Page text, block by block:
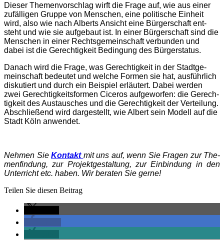
Die­ser The­men­vor­schlag wirft die Fra­ge auf, wie aus einer
zufäl­li­gen Grup­pe von Men­schen, eine poli­ti­sche Ein­heit
wird, also wie nach Alberts Ansicht eine Bür­ger­schaft ent­
steht und wie sie auf­ge­baut ist. In einer Bür­ger­schaft sind die
Men­schen in einer Rechts­ge­mein­schaft ver­bun­den und
dabei ist die Gerech­tig­keit Bedin­gung des Bürgerstatus.
Danach wird die Fra­ge, was Gerech­tig­keit in der Stadt­ge­
mein­schaft bedeu­tet und wel­che For­men sie hat, aus­führ­lich
dis­ku­tiert und durch ein Bei­spiel erläu­tert. Dabei wer­den
zwei Gerech­tig­keits­for­men Cice­ros auf­ge­wor­fen: die Gerech­
tig­keit des Aus­tau­sches und die Gerech­tig­keit der Ver­tei­lung.
Abschlie­ßend wird dar­ge­stellt, wie Albert sein Modell auf die
Stadt Köln anwendet.
Neh­men Sie Kon­takt mit uns auf, wenn Sie Fra­gen zur The­
men­fin­dung, zur Pro­jekt­ge­stal­tung, zur Ein­bin­dung in den
Unter­richt etc. haben. Wir bera­ten Sie gerne!
Tei­len Sie die­sen Beitrag